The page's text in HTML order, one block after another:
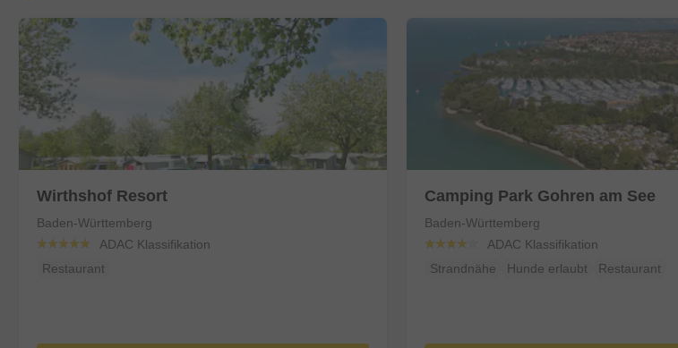
Wirthshof Resort
Baden-Württemberg
ADAC Klassifikation
Restaurant
Camping Park Gohren am See
Baden-Württemberg
ADAC Klassifikation
Strandnähe
Hunde erlaubt Restaurant